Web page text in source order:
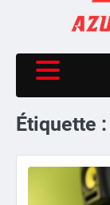
Étiquette :